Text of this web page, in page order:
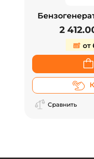
2
от
Сравнить